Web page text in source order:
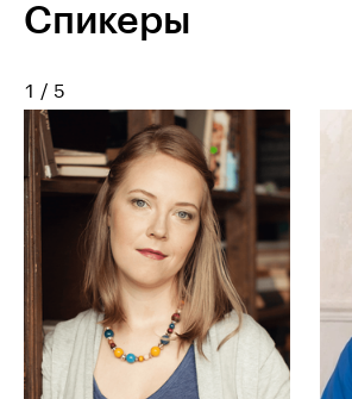
Спикеры
1 / 5